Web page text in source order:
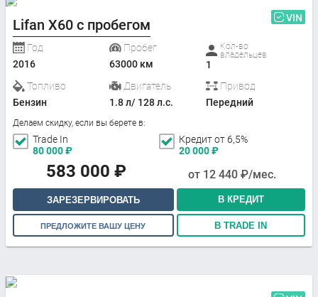
Lifan X60 с пробегом VIN
Год
2016
Пробег
63000 км
Кол-во
владельцев
1
Топливо
Бензин
Двигатель
1.8 л/ 128 л.с.
Привод
Передний
Делаем скидку, если вы берете в:
Trade In
80 000₽
Кредит от 6,5%
20 000₽
583 000 ₽ от 12 440 ₽/мес.
ЗАРЕЗЕРВИРОВАТЬ В КРЕДИТ
ПРЕДЛОЖИТЕ ВАШУ ЦЕНУ В TRADE IN